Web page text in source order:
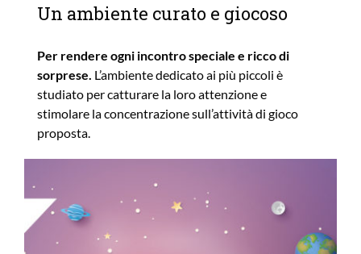
Un ambiente curato e giocoso
Per rendere ogni incontro speciale e ricco di
sorprese. L’ambiente dedicato ai più piccoli è
studiato per catturare la loro attenzione e
stimolare la concentrazione sull’attività di gioco
proposta.